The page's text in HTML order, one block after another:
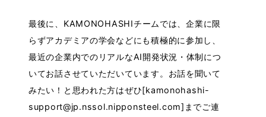
最後に、KAMONOHASHIチームでは、企業に限
らずアカデミアの学会などにも積極的に参加し、
最近の企業内でのリアルなAI開発状況・体制につ
いてお話させていただいています。お話を聞いて
みたい！と思われた方はぜひ[kamonohashi-
support@jp.nssol.nipponsteel.com]までご連